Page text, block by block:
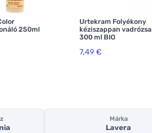
250ml
Urtekram Folyékony
kéziszappan vadrózsa
300 ml BIO
7,49 €
Márka
Lavera